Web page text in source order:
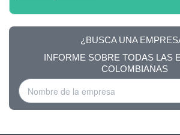
¿BUSCA UNA
INFORME SOBRE TODAS LAS
COLOMBIANAS